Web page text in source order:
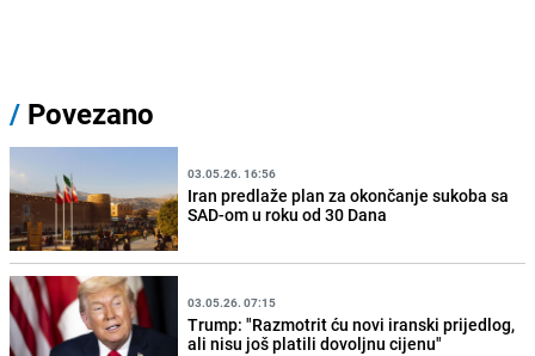
/ Povezano
03.05.26. 16:56
Iran predlaže plan za okončanje sukoba sa
SAD-om u roku od 30 Dana
03.05.26. 07:15
Trump: "Razmotrit ću novi iranski prijedlog,
ali nisu još platili dovoljnu cijenu"